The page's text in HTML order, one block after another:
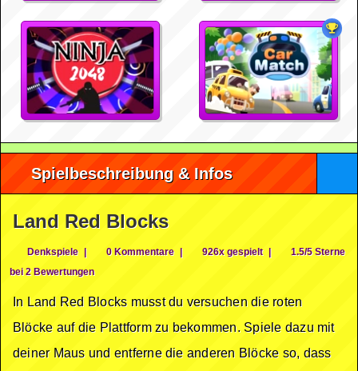
Spielbeschreibung & Infos
Land Red Blocks
Denkspiele | 0 Kommentare | 926x gespielt |
1.5/5 Sterne
bei 2 Bewertungen
In Land Red Blocks musst du versuchen die roten
Blöcke auf die Plattform zu bekommen. Spiele dazu mit
deiner Maus und entferne die anderen Blöcke so, dass